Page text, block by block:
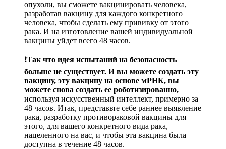
опухоли, вы сможете вакцинировать человека,
разработав вакцину для каждого конкретного
человека, чтобы сделать ему прививку от этого
рака. И на изготовление вашей индивидуальной
вакцины уйдет всего 48 часов.
❗️Так что идея испытаний на безопасность
больше не существует. И вы можете создать эту
вакцину, эту вакцину на основе мРНК, вы
можете снова создать ее роботизированно,
используя искусственный интеллект, примерно за
48 часов. Итак, представьте себе раннее выявление
рака, разработку противораковой вакцины для
этого, для вашего конкретного вида рака,
нацеленного на вас, и чтобы эта вакцина была
доступна в течение 48 часов.